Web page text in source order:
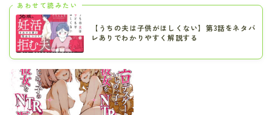
あわせて読みたい
【うちの夫は子供がほしくない】第3話をネタバ
レありでわかりやすく解説する